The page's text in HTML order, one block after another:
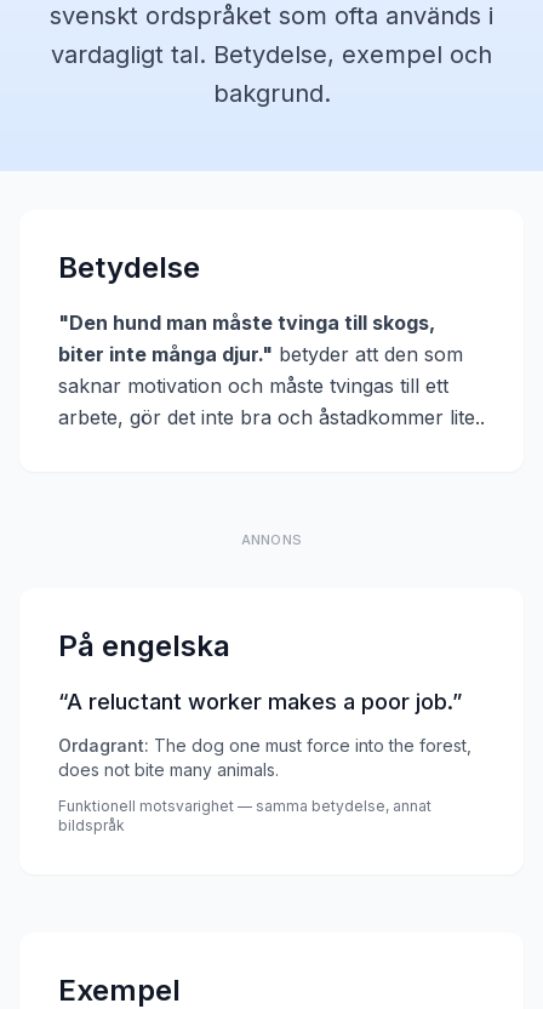
svenskt ordspråket som ofta används i
vardagligt tal. Betydelse, exempel och
bakgrund.
Betydelse
"Den hund man måste tvinga till skogs,
biter inte många djur." betyder att den som
saknar motivation och måste tvingas till ett
arbete, gör det inte bra och åstadkommer lite..
ANNONS
På engelska
“A reluctant worker makes a poor job.”
Ordagrant: The dog one must force into the forest,
does not bite many animals.
Funktionell motsvarighet — samma betydelse, annat
bildspråk
Exempel